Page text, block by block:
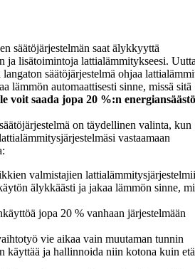
säätöjärjestelmän saat älykkyyttä
ja lisätoimintoja lattialämmitykseesi.
säätöjärjestelmä ohjaa
lämmön automaattisesti sinne, missä sitä
voit saada jopa 20 %:n
on täydellinen valinta, kun
vastaamaan
valmistajien
älykkäästi ja jakaa lämmön sinne,
jopa 20 % vanhaan järjestelmään
vie aikaa vain muutaman tunnin
käyttää ja hallinnoida niin kotona kuin